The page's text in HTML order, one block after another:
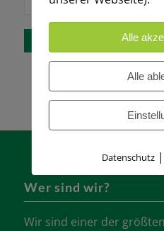
Wer sind wir?
Wir sind einer der
Alle
Alle
Datenschutz|